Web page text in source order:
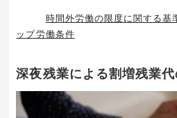
時間外労働の限度に関する基
ップ労働条件
深夜残業による割増残業